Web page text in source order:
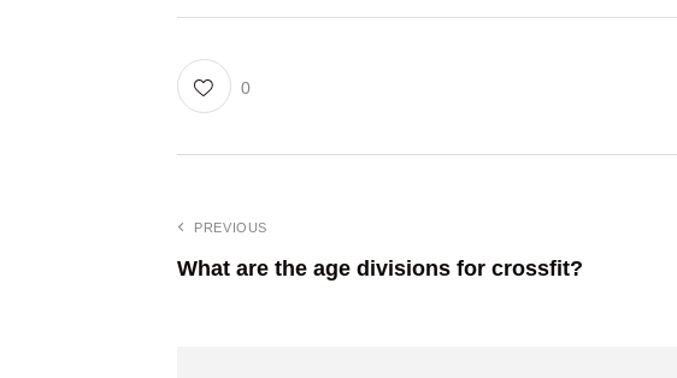
0
PREVIOUS
What are the age divisions for crossfit?